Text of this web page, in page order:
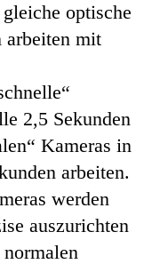
optische
arbeiten mit
2,5 Sekunden
Kameras in
arbeiten.
werden
auszurichten